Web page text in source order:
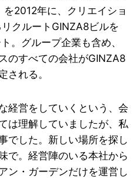
2012年に、クリエイショ
クルートGINZA8ビルを
。グループ企業も含め、
のすべての会社がGINZA8
される。
経営をしていくという、会
は理解していましたが、私
でした。新しい場所を探し
で。経営陣のいる本社から
ン・ガーデンだけを運営し